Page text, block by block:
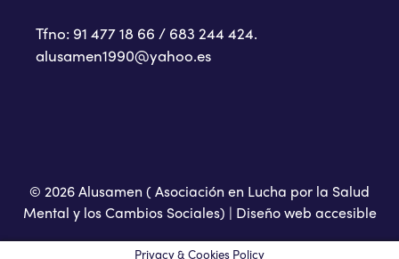
Tfno: 91 477 18 66 / 683 244 424.
alusamen1990@yahoo.es
© 2026 Alusamen ( Asociación en Lucha por la Salud
Mental y los Cambios Sociales) | Diseño web accesible
Privacy & Cookies Policy